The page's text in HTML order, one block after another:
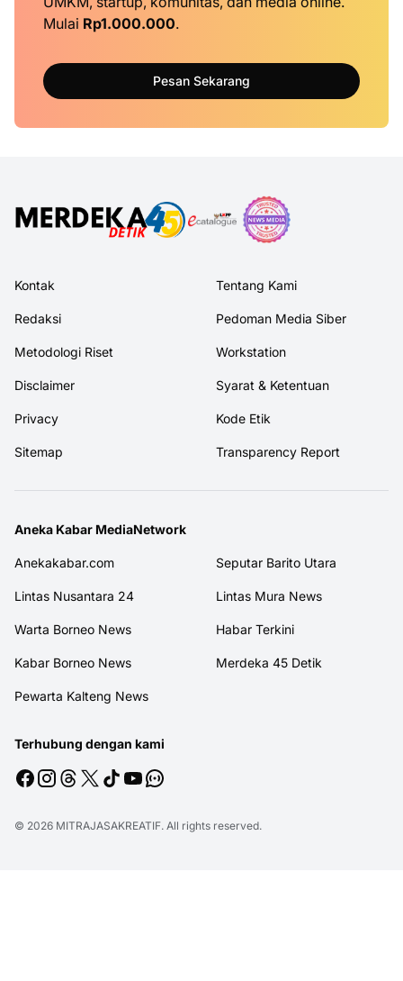
Mulai Rp1.000.000.
Pesan Sekarang
Kontak Tentang Kami
Redaksi Pedoman Media Siber
Metodologi Riset Workstation
Disclaimer Syarat & Ketentuan
Privacy Kode Etik
Sitemap Transparency Report
Aneka Kabar MediaNetwork
Anekakabar.com Seputar Barito Utara
Lintas Nusantara 24 Lintas Mura News
Warta Borneo News Habar Terkini
Kabar Borneo News Merdeka 45 Detik
Pewarta Kalteng News
Terhubung dengan kami
© 2026 MITRAJASAKREATIF. All rights reserved.